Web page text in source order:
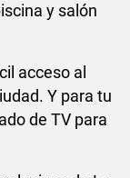
y salón
acceso al
Y para tu
de TV para